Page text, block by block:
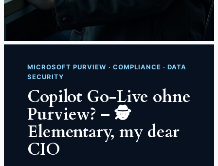
MICROSOFT PURVIEW · COMPLIANCE · DATA
SECURITY
Copilot Go-Live ohne
Purview? – 🕵️
Elementary, my dear
CIO